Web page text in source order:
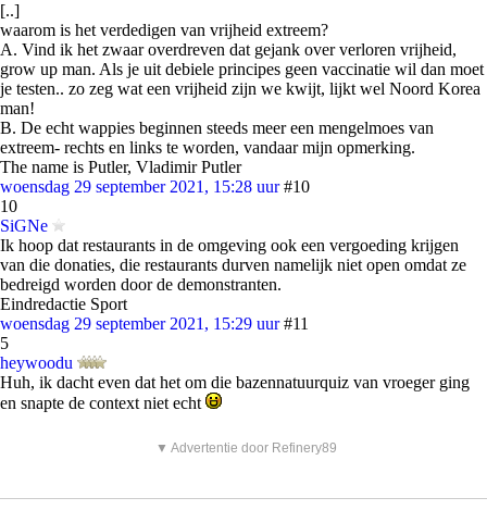
[..]
waarom is het verdedigen van vrijheid extreem?
A. Vind ik het zwaar overdreven dat gejank over verloren vrijheid,
grow up man. Als je uit debiele principes geen vaccinatie wil dan moet
je testen.. zo zeg wat een vrijheid zijn we kwijt, lijkt wel Noord Korea
man!
B. De echt wappies beginnen steeds meer een mengelmoes van
extreem- rechts en links te worden, vandaar mijn opmerking.
The name is Putler, Vladimir Putler
woensdag 29 september 2021, 15:28 uur #10
10
SiGNe
Ik hoop dat restaurants in de omgeving ook een vergoeding krijgen
van die donaties, die restaurants durven namelijk niet open omdat ze
bedreigd worden door de demonstranten.
Eindredactie Sport
woensdag 29 september 2021, 15:29 uur #11
5
heywoodu
Huh, ik dacht even dat het om die bazennatuurquiz van vroeger ging
en snapte de context niet echt
▼ Advertentie door Refinery89